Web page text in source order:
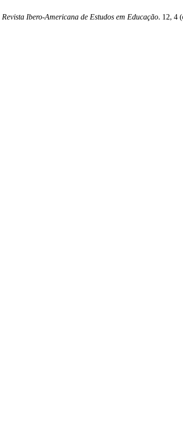
Revista Ibero-Americana de Estudos em Educação. 12, 4